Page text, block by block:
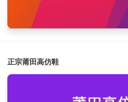
正宗莆田高仿鞋